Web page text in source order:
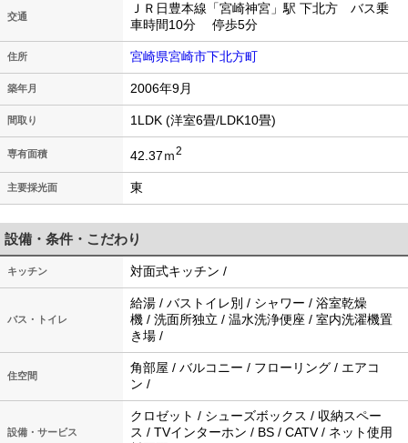
交通
ＪＲ日豊本線「宮崎神宮」駅 下北方 バス乗
車時間10分 停歩5分
住所 宮崎県宮崎市下北方町
築年月 2006年9月
間取り 1LDK (洋室6畳/LDK10畳)
専有面積 42.37ｍ2
主要採光面 東
設備・条件・こだわり
キッチン 対面式キッチン /
バス・トイレ
給湯 / バストイレ別 / シャワー / 浴室乾燥
機 / 洗面所独立 / 温水洗浄便座 / 室内洗濯機置
き場 /
住空間
角部屋 / バルコニー / フローリング / エアコ
ン /
設備・サービス
クロゼット / シューズボックス / 収納スペー
ス / TVインターホン / BS / CATV / ネット使用